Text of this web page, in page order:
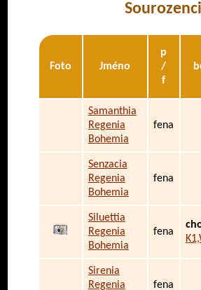
Foto Jméno
p
/
f
Samanthia
Regenia
Bohemia
fena
Senzacia
Regenia
Bohemia
fena
Siluettia
Regenia
Bohemia
fena
Sirenia
Regenia
fena